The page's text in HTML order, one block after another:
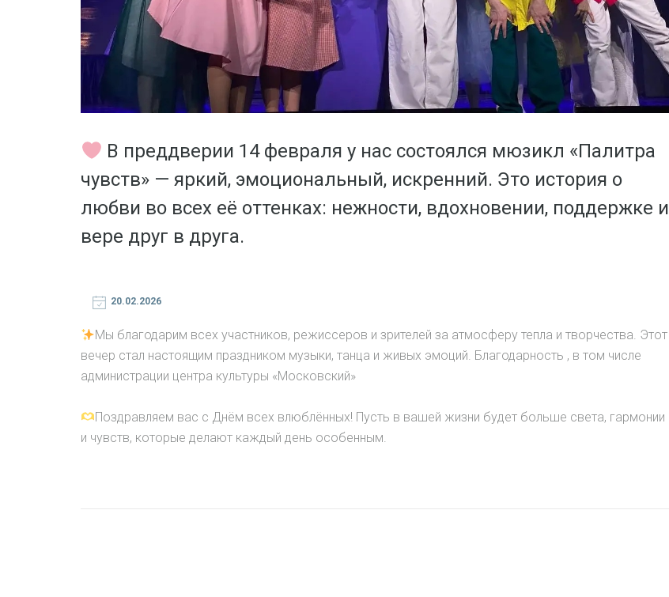
В преддверии 14 февраля у нас состоялся мюзикл «Палитра
чувств» — яркий, эмоциональный, искренний. Это история о
любви во всех её оттенках: нежности, вдохновении, поддержке и
вере друг в друга.
20.02.2026
Мы благодарим всех участников, режиссеров и зрителей за атмосферу тепла и творчества. Этот
вечер стал настоящим праздником музыки, танца и живых эмоций. Благодарность , в том числе
администрации центра культуры «Московский»
Поздравляем вас с Днём всех влюблённых! Пусть в вашей жизни будет больше света, гармонии
и чувств, которые делают каждый день особенным.